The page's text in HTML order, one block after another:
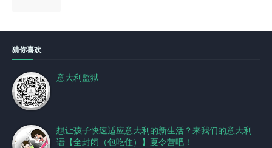
猜你喜欢
意大利监狱
想让孩子快速适应意大利的新生活？来我们的意大利
语【全封闭（包吃住）】夏令营吧！